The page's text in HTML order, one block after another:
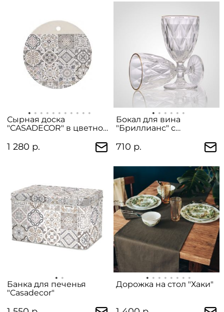
Сырная доска
"CASADECOR" в цветной
1 280 р.
Бокал для вина
"Бриллианс" с
710 р.
Банка для печенья
"Casadecor"
Дорожка на стол "Хаки"